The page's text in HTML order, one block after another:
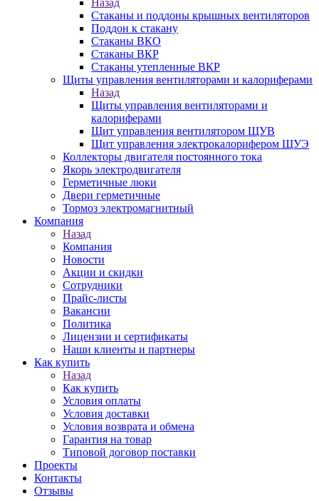
Назад
Стаканы и поддоны крышных вентиляторов
Поддон к стакану
Стаканы ВКО
Стаканы ВКР
Стаканы утепленные ВКР
Щиты управления вентиляторами и калориферами
Назад
Щиты управления вентиляторами и
калориферами
Щит управления вентилятором ЩУВ
Щит управления электрокалорифером ЩУЭ
Коллекторы двигателя постоянного тока
Якорь электродвигателя
Герметичные люки
Двери герметичные
Тормоз электромагнитный
Компания
Назад
Компания
Новости
Акции и скидки
Сотрудники
Прайс-листы
Вакансии
Политика
Лицензии и сертификаты
Наши клиенты и партнеры
Как купить
Назад
Как купить
Условия оплаты
Условия доставки
Условия возврата и обмена
Гарантия на товар
Типовой договор поставки
Проекты
Контакты
Отзывы